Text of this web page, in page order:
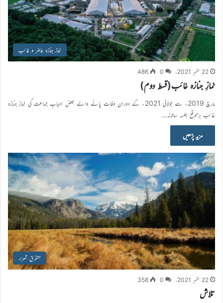
نماز جنازہ حاضر و غائب
22 ستمبر 2021ء 0
486
نمازِ جنازہ غائب(قسط دوم)
مارچ 2019ء سے جولائی 2021ء کے دوران وفات پانے والے بعض احبابِ جماعت کی نمازِ جنازہ
غائب برموقع جلسہ سالانہ…
مزید پڑھیں
متفرق شعراء
22 ستمبر 2021ء 0
358
تلاش